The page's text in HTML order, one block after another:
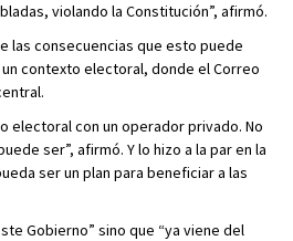
violando la Constitución”, afirmó.
las consecuencias que esto puede
contexto electoral, donde el Correo
electoral con un operador privado. No
ser”, afirmó. Y lo hizo a la par en la
ser un plan para beneficiar a las
Gobierno” sino que “ya viene del